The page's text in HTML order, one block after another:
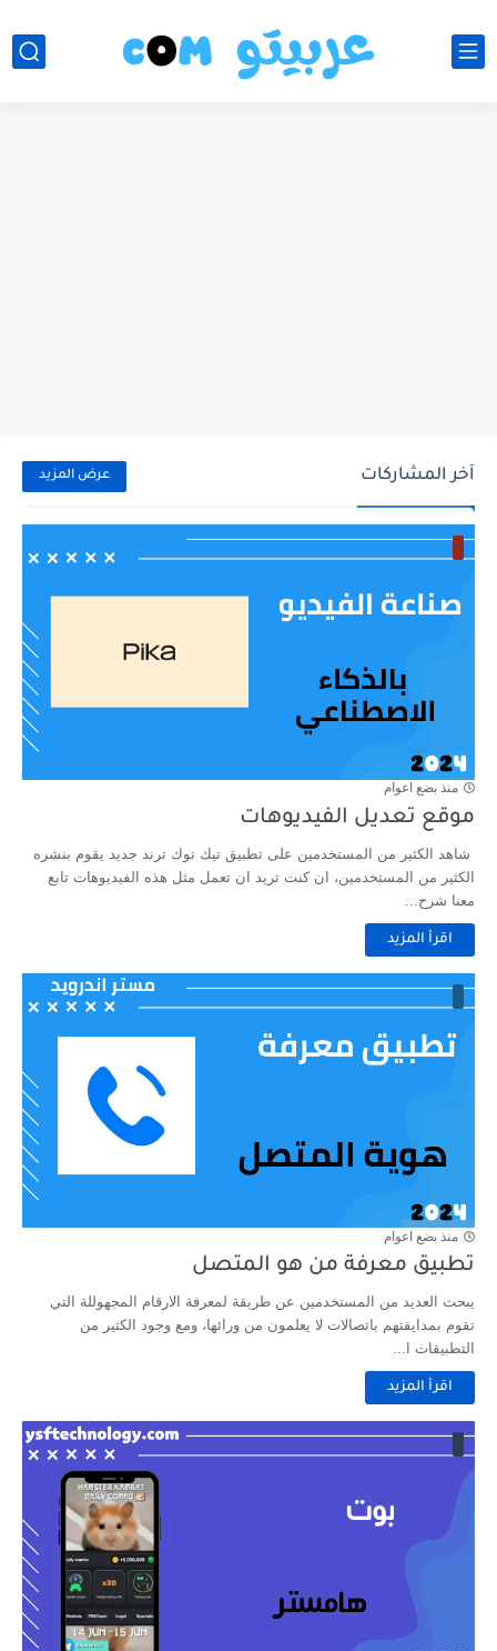
آخر المشاركات عرض المزيد
منذ بضع اعوام
موقع تعديل الفيديوهات
شاهد الكثير من المستخدمين على تطبيق تيك توك ترند جديد يقوم بنشره
الكثير من المستخدمين، ان كنت تريد ان تعمل مثل هذه الفيديوهات تابع
معنا شرح...
اقرأ المزيد
منذ بضع اعوام
تطبيق معرفة من هو المتصل
يبحث العديد من المستخدمين عن طريقة لمعرفة الارقام المجهوللة التي
تقوم بمدايقتهم باتصالات لا يعلمون من ورائها، ومع وجود الكثير من
التطبيقات ا...
اقرأ المزيد